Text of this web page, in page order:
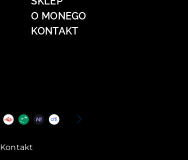
O MONEGO
KONTAKT
Kontakt